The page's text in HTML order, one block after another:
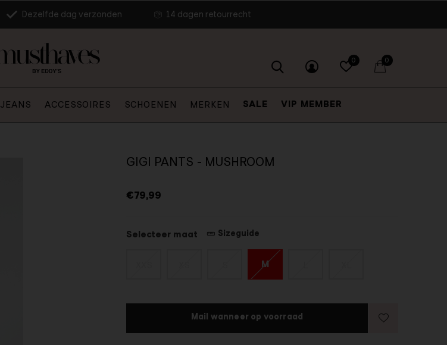
JEANS ACCESSOIRES SCHOENEN MERKEN SALE VIP MEMBER
0 0
Dezelfde dag verzonden 14 dagen retourrecht
GIGI PANTS - MUSHROOM
€79,99
Selecteer maat Sizeguide
M
Mail wanneer op voorraad